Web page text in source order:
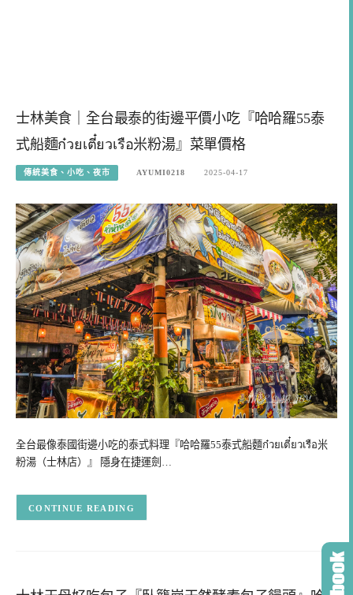
士林美食｜全台最泰的街邊平價小吃『哈哈羅55泰
式船麵ก๋วยเตี๋ยวเรือ米粉湯』菜單價格
傳統美食、小吃、夜市 AYUMI0218 2025-04-17
全台最像泰國街邊小吃的泰式料理『哈哈羅55泰式船麵ก๋วยเตี๋ยวเรือ米
粉湯（士林店）』 隱身在捷運劍…
CONTINUE READING